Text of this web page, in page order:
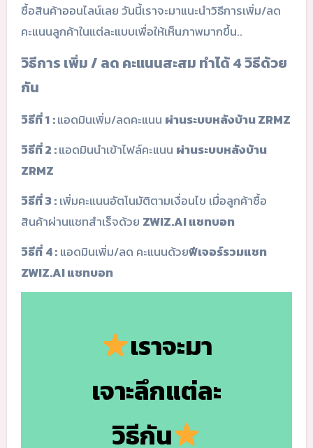
ซื้อสินค้าออนไลน์เลย วันนี้เราจะมาแนะนำวิธีการเพิ่ม/ลด
คะแนนลูกค้าในแต่ละแบบเพื่อให้เห็นภาพมากขึ้น..
วิธีการ เพิ่ม / ลด คะแนนสะสม ทำได้ 4 วิธีด้วย
กัน
วิธีที่ 1 :แอดมินเพิ่ม/ลดคะแนน ผ่านระบบหลังบ้าน ZRMZ
วิธีที่ 2 :แอดมินนำเข้าไฟล์คะแนน ผ่านระบบหลังบ้าน
ZRMZ
วิธีที่ 3 :เพิ่มคะแนนอัตโนมัติตามเงื่อนไข เมื่อลูกค้าซื้อ
สินค้าผ่านแชทสำเร็จด้วย ZWIZ.AI แชทบอท
วิธีที่ 4 :แอดมินเพิ่ม/ลด คะแนนด้วยฟีเจอร์รวมแชท
ZWIZ.AI แชทบอท
เราจะมา
เจาะลึกแต่ละ
วิธีกัน